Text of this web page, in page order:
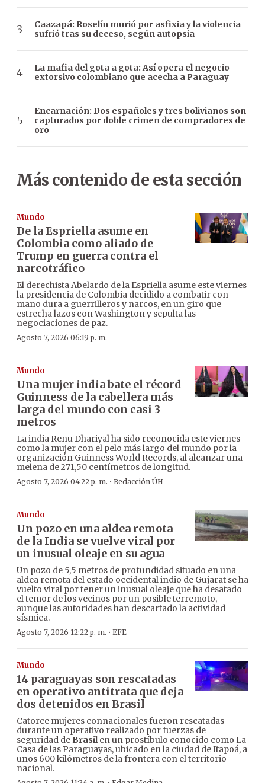
Caazapá: Roselín murió por asfixia y la violencia
sufrió tras su deceso, según autopsia
La mafia del gota a gota: Así opera el negocio
extorsivo colombiano que acecha a Paraguay
Encarnación: Dos españoles y tres bolivianos son
capturados por doble crimen de compradores de
oro
Más contenido de esta sección
Mundo
De la Espriella asume en
Colombia como aliado de
Trump en guerra contra el
narcotráfico
El derechista Abelardo de la Espriella asume este viernes
la presidencia de Colombia decidido a combatir con
mano dura a guerrilleros y narcos, en un giro que
estrecha lazos con Washington y sepulta las
negociaciones de paz.
Agosto 7, 2026 06:19 p. m.
Mundo
Una mujer india bate el récord
Guinness de la cabellera más
larga del mundo con casi 3
metros
La india Renu Dhariyal ha sido reconocida este viernes
como la mujer con el pelo más largo del mundo por la
organización Guinness World Records, al alcanzar una
melena de 271,50 centímetros de longitud.
Agosto 7, 2026 04:22 p. m. · Redacción ÚH
Mundo
Un pozo en una aldea remota
de la India se vuelve viral por
un inusual oleaje en su agua
Un pozo de 5,5 metros de profundidad situado en una
aldea remota del estado occidental indio de Gujarat se ha
vuelto viral por tener un inusual oleaje que ha desatado
el temor de los vecinos por un posible terremoto,
aunque las autoridades han descartado la actividad
sísmica.
Agosto 7, 2026 12:22 p. m. · EFE
Mundo
14 paraguayas son rescatadas
en operativo antitrata que deja
dos detenidos en Brasil
Catorce mujeres connacionales fueron rescatadas
durante un operativo realizado por fuerzas de
seguridad de Brasilen un prostíbulo conocido como La
Casa de las Paraguayas, ubicado en la ciudad de Itapoá, a
unos 600 kilómetros de la frontera con el territorio
nacional.